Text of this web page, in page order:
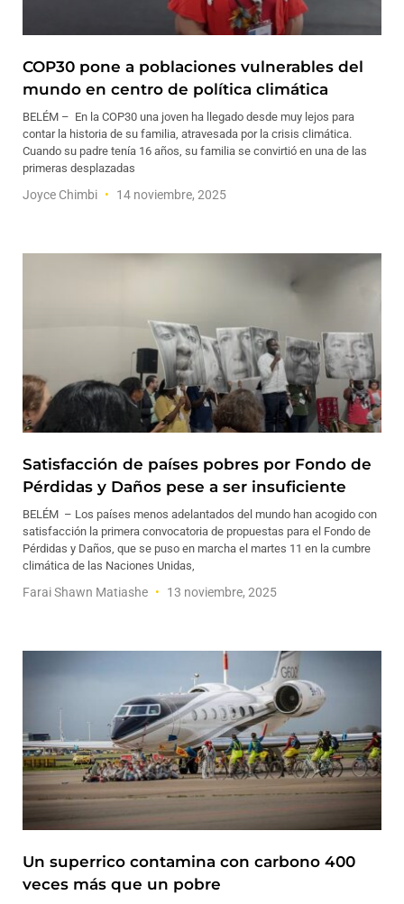
COP30 pone a poblaciones vulnerables del
mundo en centro de política climática
BELÉM – En la COP30 una joven ha llegado desde muy lejos para
contar la historia de su familia, atravesada por la crisis climática.
Cuando su padre tenía 16 años, su familia se convirtió en una de las
primeras desplazadas
Joyce Chimbi 14 noviembre, 2025
Satisfacción de países pobres por Fondo de
Pérdidas y Daños pese a ser insuficiente
BELÉM – Los países menos adelantados del mundo han acogido con
satisfacción la primera convocatoria de propuestas para el Fondo de
Pérdidas y Daños, que se puso en marcha el martes 11 en la cumbre
climática de las Naciones Unidas,
Farai Shawn Matiashe 13 noviembre, 2025
Un superrico contamina con carbono 400
veces más que un pobre